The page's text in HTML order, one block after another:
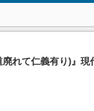
れて仁義有り)』